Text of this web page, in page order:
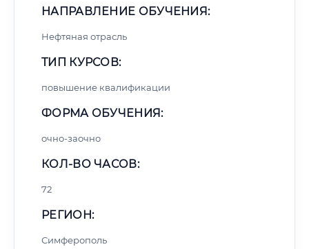
НАПРАВЛЕНИЕ ОБУЧЕНИЯ:
Нефтяная отрасль
ТИП КУРСОВ:
повышение квалификации
ФОРМА ОБУЧЕНИЯ:
очно-заочно
КОЛ-ВО ЧАСОВ:
72
РЕГИОН:
Симферополь